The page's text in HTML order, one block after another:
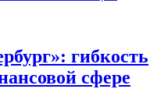
гибкость
сфере